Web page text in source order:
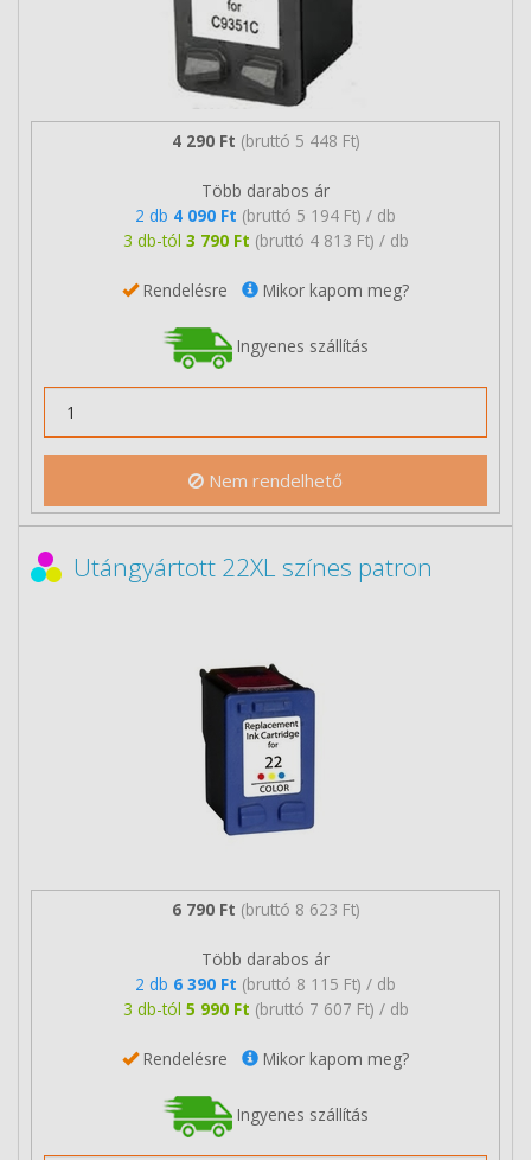
4 290 Ft (bruttó 5 448 Ft)
Több darabos ár
2 db 4 090 Ft (bruttó 5 194 Ft) / db
3 db-tól 3 790 Ft (bruttó 4 813 Ft) / db
Rendelésre Mikor kapom meg?
Ingyenes szállítás
Nem rendelhető
Utángyártott 22XL színes patron
6 790 Ft (bruttó 8 623 Ft)
Több darabos ár
2 db 6 390 Ft (bruttó 8 115 Ft) / db
3 db-tól 5 990 Ft (bruttó 7 607 Ft) / db
Rendelésre Mikor kapom meg?
Ingyenes szállítás